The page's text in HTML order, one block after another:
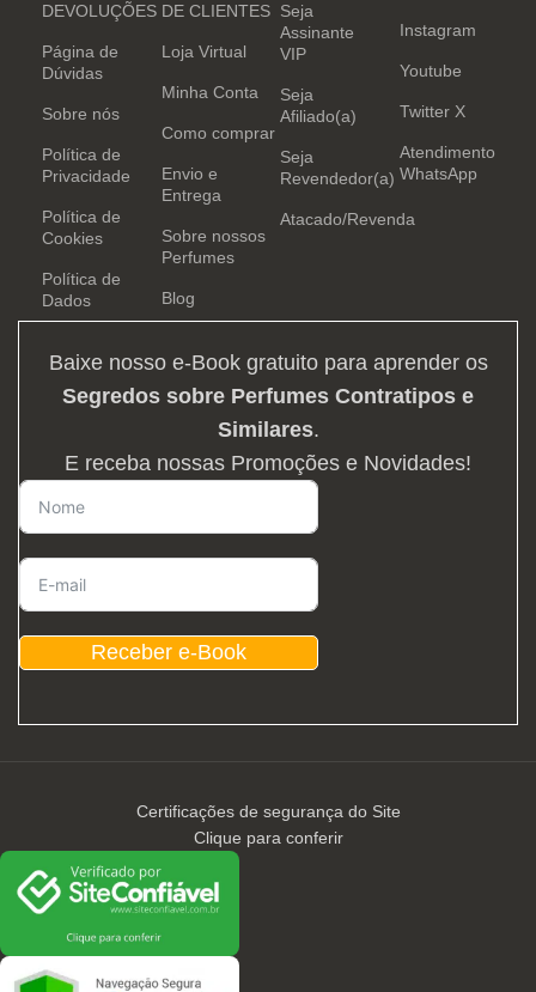
DEVOLUÇÕES
Página de
Dúvidas
Sobre nós
Política de
Privacidade
Política de
Cookies
Política de
Dados
DE CLIENTES
Loja Virtual
Minha Conta
Como comprar
Envio e
Entrega
Sobre nossos
Perfumes
Blog
Seja
Assinante
VIP
Seja
Afiliado(a)
Seja
Revendedor(a)
Atacado/Revenda
Instagram
Youtube
Twitter X
Atendimento
WhatsApp
Baixe nosso e-Book gratuito para aprender os
Segredos sobre Perfumes Contratipos e
Similares.
E receba nossas Promoções e Novidades!
Receber e-Book
Certificações de segurança do Site
Clique para conferir